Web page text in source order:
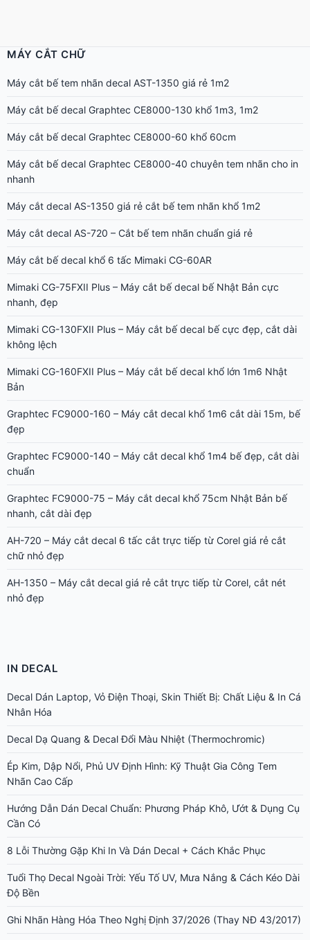
MÁY CẮT CHỮ
Máy cắt bế tem nhãn decal AST-1350 giá rẻ 1m2
Máy cắt bế decal Graphtec CE8000-130 khổ 1m3, 1m2
Máy cắt bế decal Graphtec CE8000-60 khổ 60cm
Máy cắt bế decal Graphtec CE8000-40 chuyên tem nhãn cho in
nhanh
Máy cắt decal AS-1350 giá rẻ cắt bế tem nhãn khổ 1m2
Máy cắt decal AS-720 – Cắt bế tem nhãn chuẩn giá rẻ
Máy cắt bế decal khổ 6 tấc Mimaki CG-60AR
Mimaki CG-75FXII Plus – Máy cắt bế decal bế Nhật Bản cực
nhanh, đẹp
Mimaki CG-130FXII Plus – Máy cắt bế decal bế cực đẹp, cắt dài
không lệch
Mimaki CG-160FXII Plus – Máy cắt bế decal khổ lớn 1m6 Nhật
Bản
Graphtec FC9000-160 – Máy cắt decal khổ 1m6 cắt dài 15m, bế
đẹp
Graphtec FC9000-140 – Máy cắt decal khổ 1m4 bế đẹp, cắt dài
chuẩn
Graphtec FC9000-75 – Máy cắt decal khổ 75cm Nhật Bản bế
nhanh, cắt dài đẹp
AH-720 – Máy cắt decal 6 tấc cắt trực tiếp từ Corel giá rẻ cắt
chữ nhỏ đẹp
AH-1350 – Máy cắt decal giá rẻ cắt trực tiếp từ Corel, cắt nét
nhỏ đẹp
IN DECAL
Decal Dán Laptop, Vỏ Điện Thoại, Skin Thiết Bị: Chất Liệu & In Cá
Nhân Hóa
Decal Dạ Quang & Decal Đổi Màu Nhiệt (Thermochromic)
Ép Kim, Dập Nổi, Phủ UV Định Hình: Kỹ Thuật Gia Công Tem
Nhãn Cao Cấp
Hướng Dẫn Dán Decal Chuẩn: Phương Pháp Khô, Ướt & Dụng Cụ
Cần Có
8 Lỗi Thường Gặp Khi In Và Dán Decal + Cách Khắc Phục
Tuổi Thọ Decal Ngoài Trời: Yếu Tố UV, Mưa Nắng & Cách Kéo Dài
Độ Bền
Ghi Nhãn Hàng Hóa Theo Nghị Định 37/2026 (Thay NĐ 43/2017)